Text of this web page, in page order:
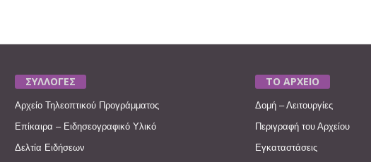
ΣΥΛΛΟΓΕΣ
Αρχείο Τηλεοπτικού Προγράμματος
Επίκαιρα – Ειδησεογραφικό Υλικό
Δελτία Ειδήσεων
ΤΟ ΑΡΧΕΙΟ
Δομή – Λειτουργίες
Περιγραφή του Αρχείου
Εγκαταστάσεις